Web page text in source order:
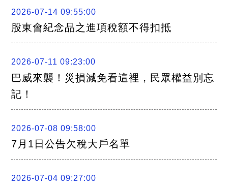
2026-07-14 09:55:00
股東會紀念品之進項稅額不得扣抵
2026-07-11 09:23:00
巴威來襲！災損減免看這裡，民眾權益別忘
記！
2026-07-08 09:58:00
7月1日公告欠稅大戶名單
2026-07-04 09:27:00